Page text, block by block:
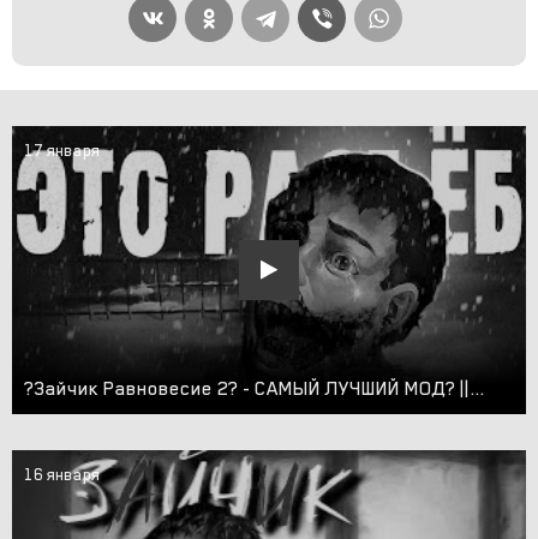
17 января
?Зайчик Равновесие 2? - САМЫЙ ЛУЧШИЙ МОД? || Полное прохождение и мнение о моде...
16 января